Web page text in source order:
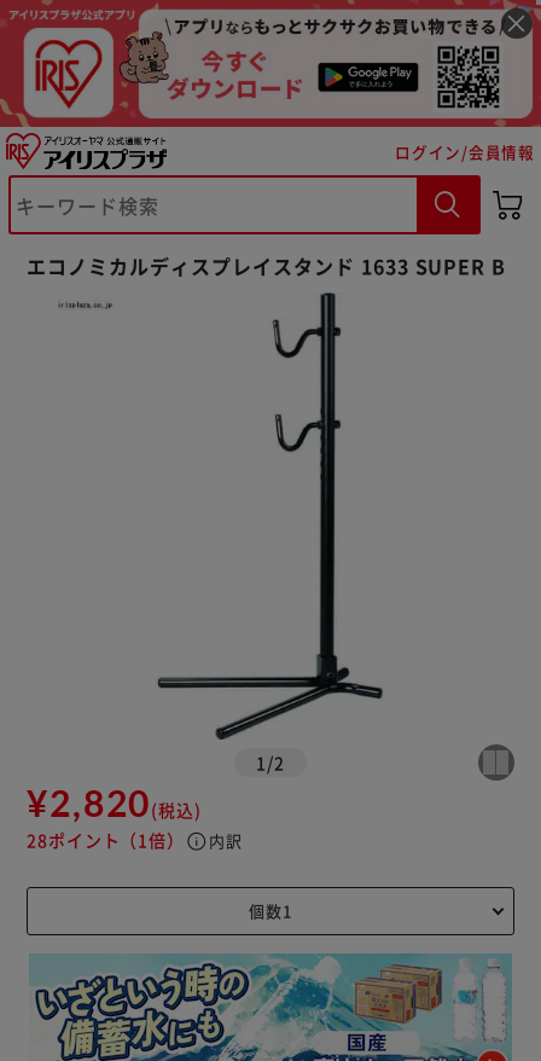
ログイン/会員情報
エコノミカルディスプレイスタンド 1633 SUPER B
1 /2
¥2,820(税込)
28ポイント （1倍） info 内訳
※ご確認ください
カートに入れる 購入手続きへ